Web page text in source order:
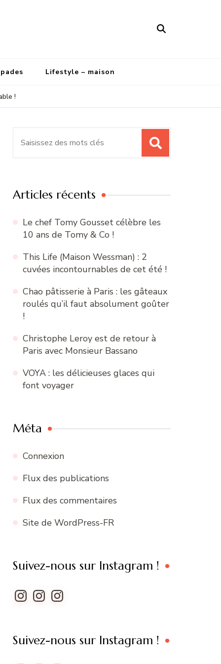
Lifestyle – maison
!
Articles récents
Le chef Tomy Gousset célèbre les
10 ans de Tomy & Co !
This Life (Maison Wessman) : 2
cuvées incontournables de cet été !
Chao pâtisserie à Paris : les gâteaux
roulés qu’il faut absolument goûter
!
Christophe Leroy est de retour à
Paris avec Monsieur Bassano
VOYA : les délicieuses glaces qui
font voyager
Méta
Connexion
Flux des publications
Flux des commentaires
Site de WordPress-FR
Suivez-nous sur Instagram !
Instagram
InstagramInstagram
Suivez-nous sur Instagram !